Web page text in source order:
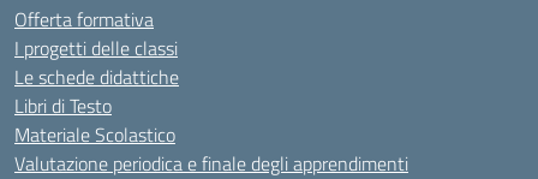
Offerta formativa
I progetti delle classi
Le schede didattiche
Libri di Testo
Materiale Scolastico
Valutazione periodica e finale degli apprendimenti